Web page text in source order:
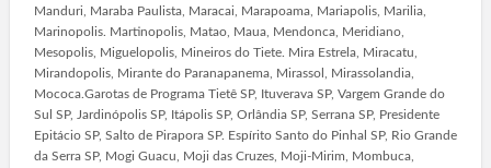
Manduri, Maraba Paulista, Maracai, Marapoama, Mariapolis, Marilia,
Marinopolis. Martinopolis, Matao, Maua, Mendonca, Meridiano,
Mesopolis, Miguelopolis, Mineiros do Tiete. Mira Estrela, Miracatu,
Mirandopolis, Mirante do Paranapanema, Mirassol, Mirassolandia,
Mococa.Garotas de Programa Tietê SP, Ituverava SP, Vargem Grande do
Sul SP, Jardinópolis SP, Itápolis SP, Orlândia SP, Serrana SP, Presidente
Epitácio SP, Salto de Pirapora SP. Espírito Santo do Pinhal SP, Rio Grande
da Serra SP, Mogi Guacu, Moji das Cruzes, Moji-Mirim, Mombuca,